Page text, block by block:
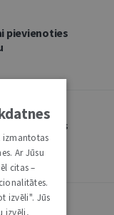
pievienoties
pievienoties
izmantotas
Ar Jūsu
citas –
izvēli". Jūs
izvēli,